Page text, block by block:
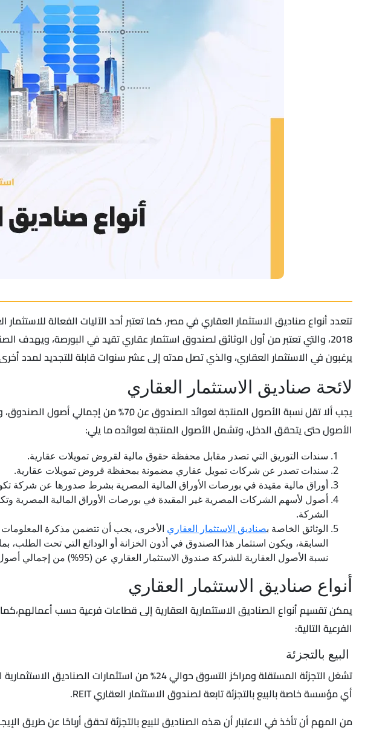
تتعدد أنواع صناديق الاستثمار العقاري في مصر، كما تعتبر أحد الآليات الفعالة
2018، والتي تعتبر من أول الوثائق لصندوق استثمار عقاري تقيد في البورصة،
يرغبون في الاستثمار العقاري، والذي تصل مدته إلى عشر سنوات قابلة للتجديد لمدد
لائحة صناديق الاستثمار العقاري
يجب ألا تقل نسبة الأصول المنتجة لعوائد
الأصول حتى يتحقق الدخل، وتشمل الأصول المنتجة لعوائده ما يلي:
سندات التوريق التي تصدر مقابل محفظة حقوق مالية لقروض تمويلات عقارية.
سندات تصدر عن شركات تمويل عقاري مضمونة بمحفظة قروض تمويلات عقارية.
أوراق مالية مقيدة في بورصات الأوراق المالية المصرية بشرط صدورها عن شركة
الشركة.
الوثائق الخاصة بصناديق الاستثمار العقاري الأخرى، يجب أن تتضمن مذكرة المعلومات
نسبة الأصول العقارية للشركة صندوق الاستثمار العقاري عن (95%) من إجمالي أصول الصندوق.
أنواع صناديق الاستثمار العقاري
يمكن تقسيم أنواع الصناديق الاستثمارية العقارية إلى قطاعات فرعية حسب
الفرعية التالية:
البيع بالتجزئة
تشغل التجزئة المستقلة ومراكز التسوق حوالي 24% من استثمارات الصناديق الاستثمارية العقارية
أي مؤسسة خاصة بالبيع بالتجزئة تابعة لصندوق الاستثمار العقاري REIT.
من المهم أن تأخذ في الاعتبار أن هذه الصناديق للبيع بالتجزئة تحقق أرباحًا عن طريق